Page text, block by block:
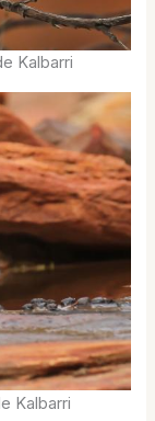
Kalbarri
Kalbarri